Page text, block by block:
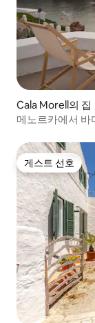
Cala Morell의 집
메노르카에서 바
게스트 선호
게스트 선호